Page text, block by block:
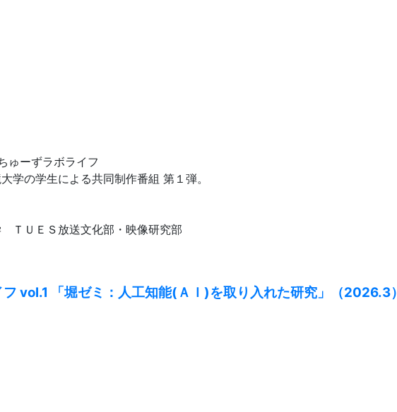
ゅーずラボライフ
学の学生による共同制作番組 第１弾。
ＴＵＥＳ放送文化部・映像研究部
vol.1 「堀ゼミ：人工知能(ＡＩ)を取り入れた研究」（2026.3）